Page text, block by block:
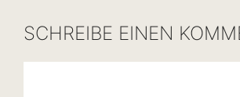
SCHREIBE EINEN